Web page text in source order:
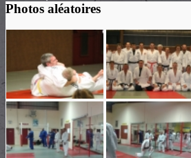
Photos aléatoires